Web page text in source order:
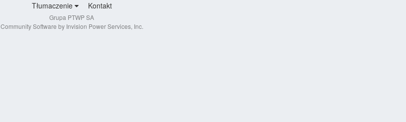
Tłumaczenie Kontakt
Grupa PTWP SA
Community Software by Invision Power Services, Inc.